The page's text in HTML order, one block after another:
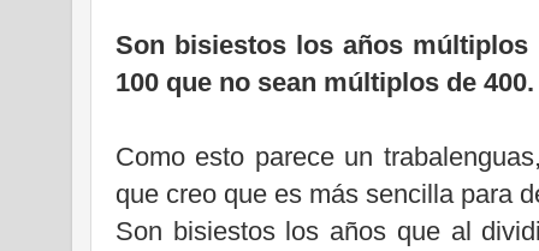
Son bisiestos los años
100 que no sean múltiplos de 400.
Como esto parece un
que creo que es más sencilla para
Son bisiestos los años que al